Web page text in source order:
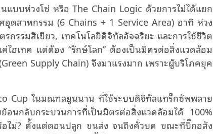
บบห่วงโซ่ หรือ The Chain Logic ด้วยการไม่ได้แยก
ตสาหกรรม (6 Chains + 1 Service Area) อาทิ ห่วง
กรรมสีเขียว, เทคโนโลยีดิจิทัลอัจฉริยะ และการใช้ชีวิต
ฮเทค แต่ต้อง “รักษ์โลก” ต้องเป็นมิตรต่อสิ่งแวดล้อม
Supply Chain) จึงมาแรงมาก เพราะผู้บริโภคยุค
Cup ในมณฑลยูนนาน ที่ใช้ระบบดิจิทัลแทร็กซัพพลาย
นกลับกระบวนการที่เป็นมิตรต่อสิ่งแวดล้อมได้ 100%
อไม่? ตั้งแต่ตอนปลูก ขนส่ง จนถึงคั่วบด ขณะที่บิ๊กอสัง